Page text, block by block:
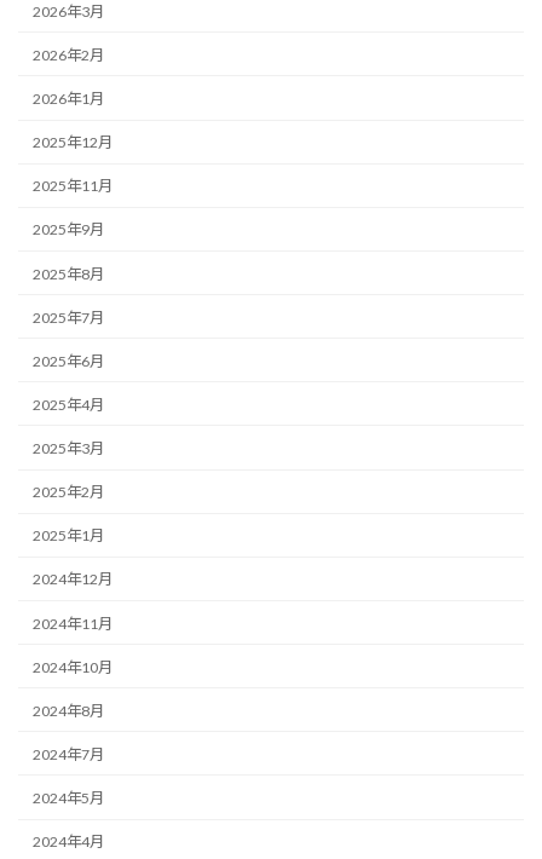
2026年3月
2026年2月
2026年1月
2025年12月
2025年11月
2025年9月
2025年8月
2025年7月
2025年6月
2025年4月
2025年3月
2025年2月
2025年1月
2024年12月
2024年11月
2024年10月
2024年8月
2024年7月
2024年5月
2024年4月